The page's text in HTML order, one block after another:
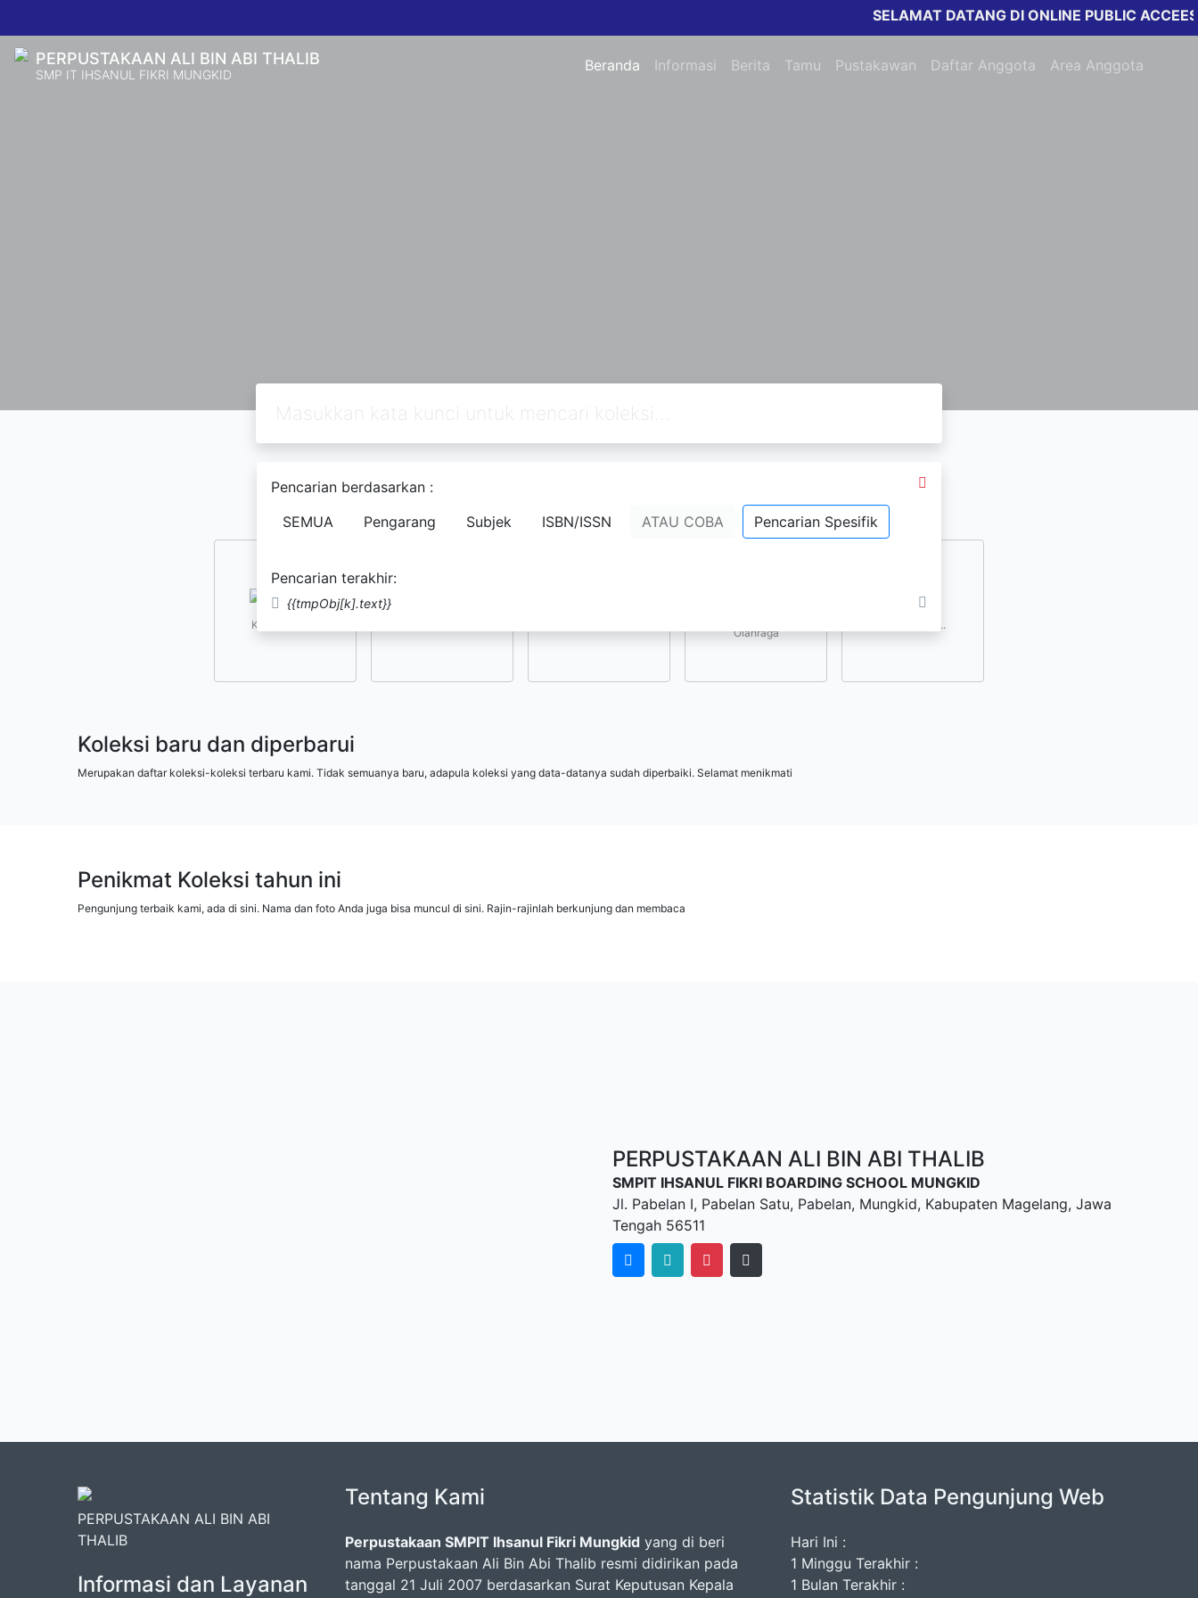
SELAMAT DATANG DI ONLINE PUBLIC ACCEESS
PERPUSTAKAAN ALI BIN ABI THALIB
SMP IT IHSANUL FIKRI MUNGKID Beranda Informasi Berita Tamu Pustakawan Daftar Anggota Area Anggota
Pencarian berdasarkan :
SEMUA
Pengarang Subjek ISBN/ISSN ATAU COBA Pencarian Spesifik
Pencarian terakhir:
{{tmpObj[k].text}}
Pilih subjek yang menarik bagi Anda
Kesusastraan
Olahraga
lihat lainnya..
Koleksi baru dan diperbarui
Merupakan daftar koleksi-koleksi terbaru kami. Tidak semuanya baru, adapula koleksi yang data-datanya sudah diperbaiki. Selamat menikmati
Penikmat Koleksi tahun ini
Pengunjung terbaik kami, ada di sini. Nama dan foto Anda juga bisa muncul di sini. Rajin-rajinlah berkunjung dan membaca
PERPUSTAKAAN ALI BIN ABI THALIB
SMPIT IHSANUL FIKRI BOARDING SCHOOL MUNGKID
Jl. Pabelan I, Pabelan Satu, Pabelan, Mungkid, Kabupaten Magelang, Jawa
Tengah 56511
PERPUSTAKAAN ALI BIN ABI
THALIB
Informasi dan Layanan
Tentang Kami
Perpustakaan SMPIT Ihsanul Fikri Mungkid yang di beri
nama Perpustakaan Ali Bin Abi Thalib resmi didirikan pada
tanggal 21 Juli 2007 berdasarkan Surat Keputusan Kepala
Statistik Data Pengunjung Web
Hari Ini :
1 Minggu Terakhir :
1 Bulan Terakhir :